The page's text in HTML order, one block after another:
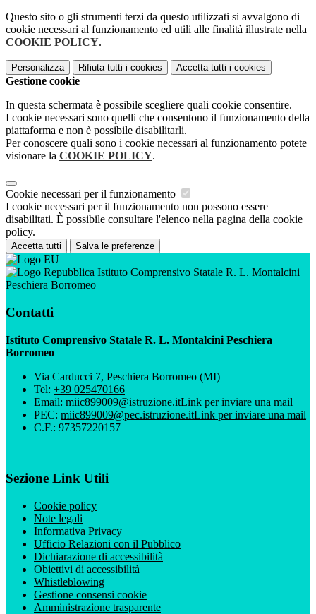
Questo sito o gli strumenti terzi da questo utilizzati si avvalgono di
cookie necessari al funzionamento ed utili alle finalità illustrate nella
COOKIE POLICY.
Personalizza Rifiuta tutti i cookies Accetta tutti i cookies
Gestione cookie
In questa schermata è possibile scegliere quali cookie consentire.
I cookie necessari sono quelli che consentono il funzionamento della
piattaforma e non è possibile disabilitarli.
Per conoscere quali sono i cookie necessari al funzionamento potete
visionare la COOKIE POLICY.
Cookie necessari per il funzionamento
I cookie necessari per il funzionamento non possono essere
disabilitati. È possibile consultare l'elenco nella pagina della cookie
policy.
Accetta tutti Salva le preferenze
Istituto Comprensivo Statale R. L. Montalcini
Peschiera Borromeo
Contatti
Istituto Comprensivo Statale R. L. Montalcini Peschiera
Borromeo
Via Carducci 7, Peschiera Borromeo (MI)
Tel: +39 025470166
Email: miic899009@istruzione.itLink per inviare una mail
PEC: miic899009@pec.istruzione.itLink per inviare una mail
C.F.: 97357220157
Sezione Link Utili
Cookie policy
Note legali
Informativa Privacy
Ufficio Relazioni con il Pubblico
Dichiarazione di accessibilità
Obiettivi di accessibilità
Whistleblowing
Gestione consensi cookie
Amministrazione trasparente